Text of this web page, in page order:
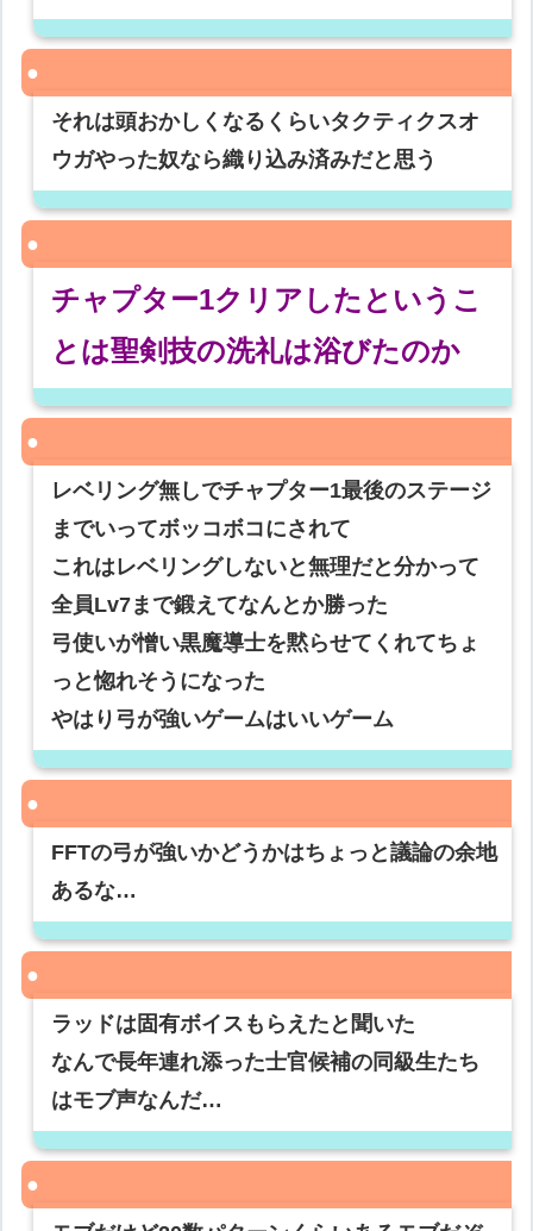
それは頭おかしくなるくらいタクティクスオ
ウガやった奴なら織り込み済みだと思う
チャプター1クリアしたというこ
とは聖剣技の洗礼は浴びたのか
レベリング無しでチャプター1最後のステージ
までいってボッコボコにされて
これはレベリングしないと無理だと分かって
全員Lv7まで鍛えてなんとか勝った
弓使いが憎い黒魔導士を黙らせてくれてちょ
っと惚れそうになった
やはり弓が強いゲームはいいゲーム
FFTの弓が強いかどうかはちょっと議論の余地
あるな…
ラッドは固有ボイスもらえたと聞いた
なんで長年連れ添った士官候補の同級生たち
はモブ声なんだ…